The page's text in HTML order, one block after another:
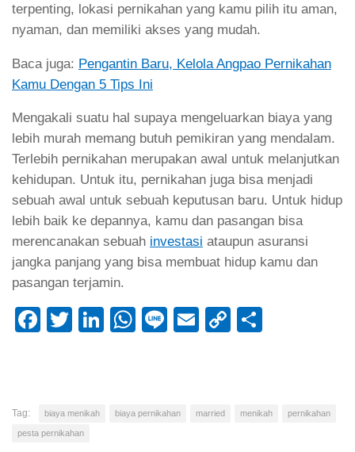
terpenting, lokasi pernikahan yang kamu pilih itu aman,
nyaman, dan memiliki akses yang mudah.
Baca juga: Pengantin Baru, Kelola Angpao Pernikahan
Kamu Dengan 5 Tips Ini
Mengakali suatu hal supaya mengeluarkan biaya yang
lebih murah memang butuh pemikiran yang mendalam.
Terlebih pernikahan merupakan awal untuk melanjutkan
kehidupan. Untuk itu, pernikahan juga bisa menjadi
sebuah awal untuk sebuah keputusan baru. Untuk hidup
lebih baik ke depannya, kamu dan pasangan bisa
merencanakan sebuah investasi ataupun asuransi
jangka panjang yang bisa membuat hidup kamu dan
pasangan terjamin.
Facebook
TwitterLinkedIn
WhatsApp
LineEmailCopy
Tag: biaya menikah biaya pernikahan married menikah pernikahan
pesta pernikahan